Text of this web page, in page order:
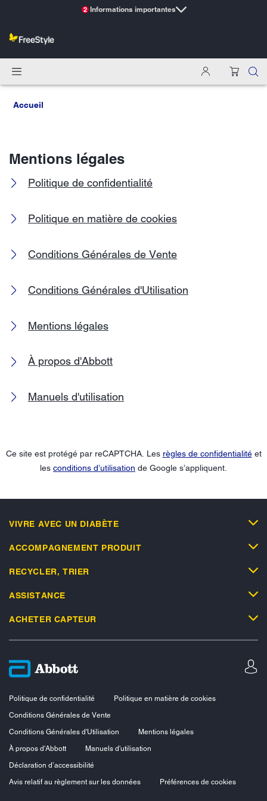
2 Informations importantes
Accueil
Mentions légales
Politique de confidentialité
Politique en matière de cookies
Conditions Générales de Vente
Conditions Générales d'Utilisation
Mentions légales
À propos d'Abbott
Manuels d'utilisation
Ce site est protégé par reCAPTCHA. Les règles de confidentialitéet
les conditions d’utilisation de Google s’appliquent.
VIVRE AVEC UN DIABÈTE
ACCOMPAGNEMENT PRODUIT
RECYCLER, TRIER
ASSISTANCE
ACHETER CAPTEUR
Politique de confidentialité
Politique en matière de cookies
Conditions Générales de Vente
Conditions Générales d'Utilisation
Mentions légales
À propos d'Abbott
Manuels d'utilisation
Déclaration d’accessibilité
Avis relatif au règlement sur les données
Préférences de cookies